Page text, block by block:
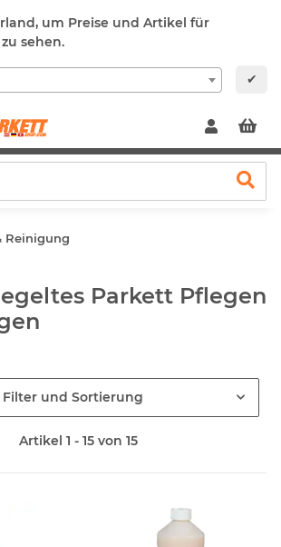
um Preise und Artikel für
sehen.
✔
Reinigung
Parkett Pflegen
Filter und Sortierung
Artikel 1 - 15 von 15